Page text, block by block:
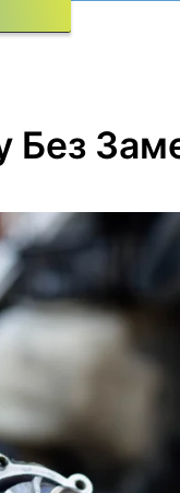
Без